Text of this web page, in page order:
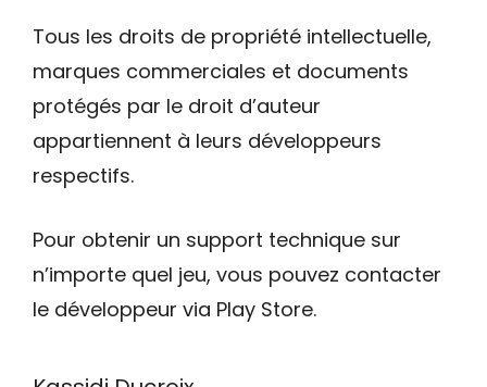
Tous les droits de propriété intellectuelle,
marques commerciales et documents
protégés par le droit d’auteur
appartiennent à leurs développeurs
respectifs.
Pour obtenir un support technique sur
n’importe quel jeu, vous pouvez contacter
le développeur via Play Store.